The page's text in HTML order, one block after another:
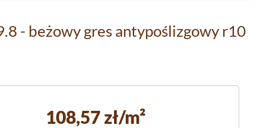
- beżowy gres antypoślizgowy r10
108,57zł/m²